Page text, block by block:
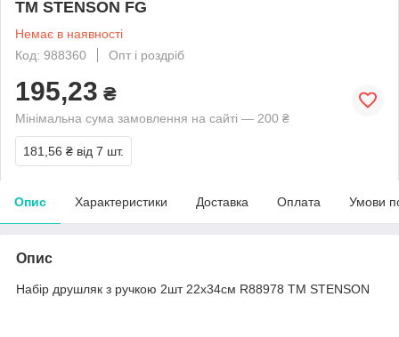
ТМ STENSON FG
Немає в наявності
Код: 988360
Опт і роздріб
195,23 ₴
Мінімальна сума замовлення на сайті — 200 ₴
181,56 ₴ від 7 шт.
Опис Характеристики Доставка Оплата Умови
Опис
Набір друшляк з ручкою 2шт 22х34см R88978 ТМ STENSON